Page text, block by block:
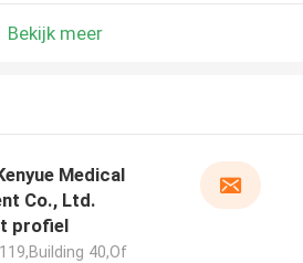
Bekijk meer
Medical
Co., Ltd.
profiel
40,Of